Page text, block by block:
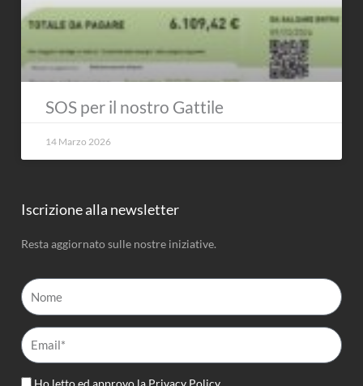
SOS per il nostro Gattile
14 Marzo 2026
Iscrizione alla newsletter
Resta aggiornato sulle nostre iniziative.
Nome
Email*